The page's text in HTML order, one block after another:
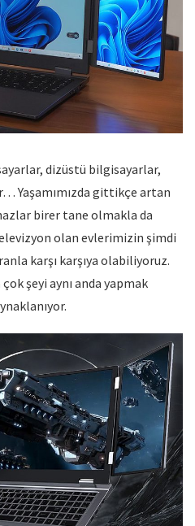
dizüstü bilgisayarlar,
Yaşamımızda gittikçe artan
birer tane olmakla da
olan evlerimizin şimdi
karşı karşıya olabiliyoruz.
şeyi aynı anda yapmak